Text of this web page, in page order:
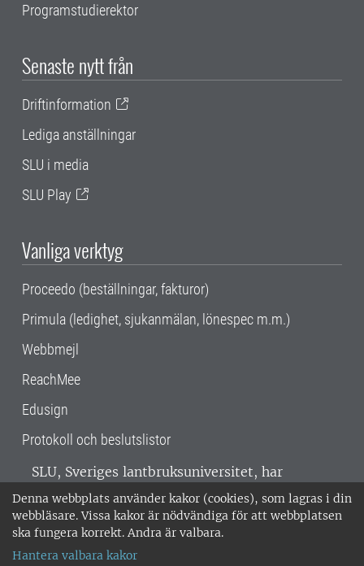
Denna webbplats använder kakor (cookies), som lagras i din
webbläsare. Vissa kakor är nödvändiga för att webbplatsen
ska fungera korrekt. Andra är valbara.
Hantera valbara kakor
Programstudierektor
Senaste nytt från
Driftinformation
Lediga anställningar
SLU i media
SLU Play
Vanliga verktyg
Proceedo (beställningar, fakturor)
Primula (ledighet, sjukanmälan, lönespec m.m.)
Webbmejl
ReachMee
Edusign
Protokoll och beslutslistor
SLU, Sveriges lantbruksuniversitet, har
verksamhet över hela Sverige. Huvudorter är
Alnarp, Uppsala och Umeå.SLU är
miljöcertifierat enligt ISO 14001. •
018-67 10 00 • Org nr: 202100-2817 •